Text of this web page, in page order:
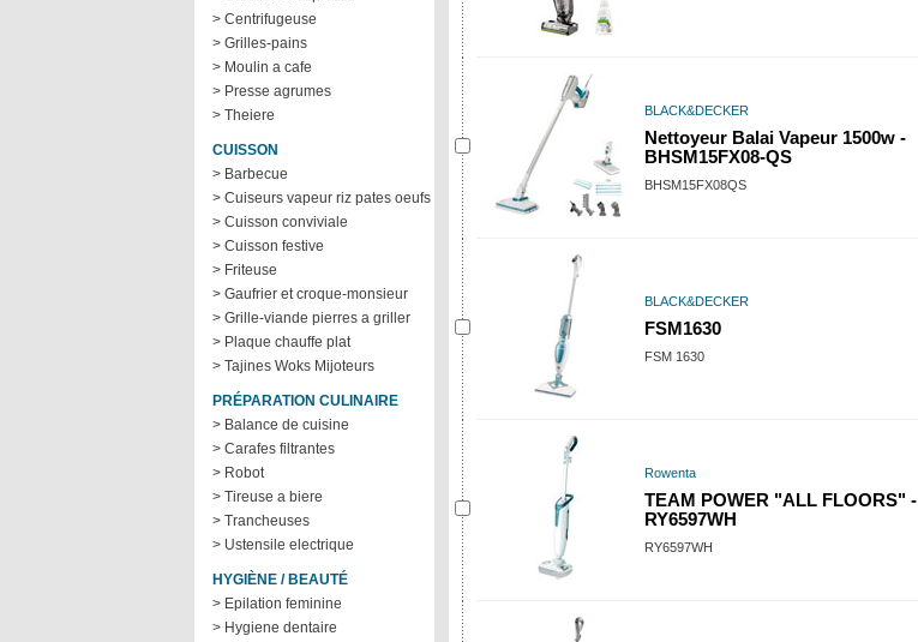
> Centrifugeuse
> Grilles-pains
> Moulin a cafe
> Presse agrumes
> Theiere
CUISSON
> Barbecue
> Cuiseurs vapeur riz pates oeufs
> Cuisson conviviale
> Cuisson festive
> Friteuse
> Gaufrier et croque-monsieur
> Grille-viande pierres a griller
> Plaque chauffe plat
> Tajines Woks Mijoteurs
PRÉPARATION CULINAIRE
> Balance de cuisine
> Carafes filtrantes
> Robot
> Tireuse a biere
> Trancheuses
> Ustensile electrique
HYGIÈNE / BEAUTÉ
> Epilation feminine
> Hygiene dentaire
BLACK&DECKER
Nettoyeur Balai Vapeur 1500w -
BHSM15FX08-QS
BHSM15FX08QS
BLACK&DECKER
FSM1630
FSM 1630
Rowenta
TEAM POWER "ALL FLOORS" -
RY6597WH
RY6597WH